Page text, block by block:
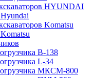
HYUNDAI
Komatsu
B-138
L-34
МКСМ-800